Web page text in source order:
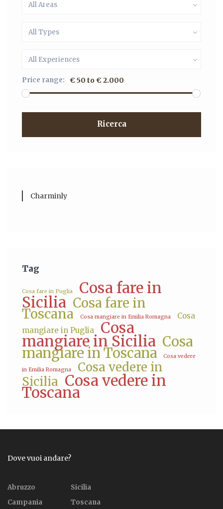
All Areas
All Types
All Experiences
Price range: € 50 to € 2.000
Ricerca
Charminly
Tag
Cosa fare in Puglia Cosa fare in
Sicilia Cosa fare in
Toscana Cosa mangiare in Emilia Romagna
Cosa
mangiare in Puglia
Cosa
mangiare in Sicilia Cosa
mangiare in Toscana Cosa vedere
in Emilia Romagna
Cosa vedere in
Sicilia Cosa vedere in
Toscana
Dove vuoi andare?
Abruzzo
Campania
Sicilia
Toscana